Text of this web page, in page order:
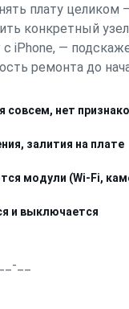
плату целиком
конкретный
с iPhone, —
ремонта до
совсем, нет
залития на плате
модули (Wi-Fi,
и выключается